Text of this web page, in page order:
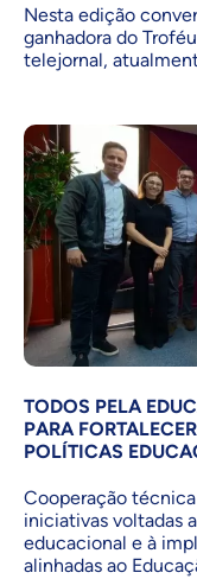
Nesta edição
ganhadora do
telejornal,
TODOS PELA
PARA
POLÍTICAS
Cooperação
iniciativas voltadas
educacional e à
alinhadas ao